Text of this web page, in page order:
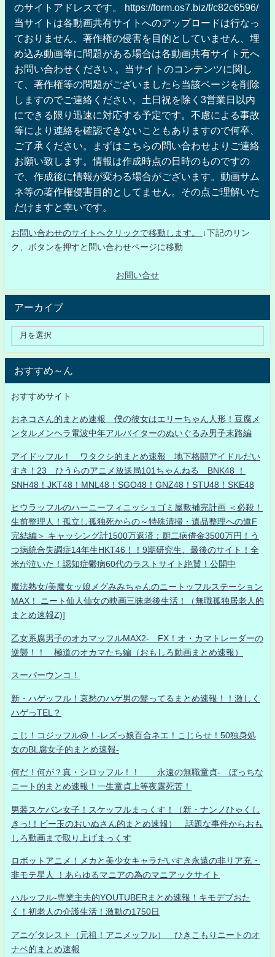
のサイトアドレスです。 https://form.os7.biz/f/c82c6596/
当サイトは各動画共有サイトへのアップロードは行なっ
ておりません、著作権の侵害を目的としていません、埋
め込み動画等に問題がある場合は各動画共有サイト元へ
お問い合わせください 。当サイトのコンテンツに関し
て、著作権等の問題がございましたら当該ページを削除
しますのでご連絡ください。土日祝を除く3営業日以内
にできる限り迅速に対応する予定です。不慮による事故
等により連絡を確認できないこともありますので何卒、
ご了承ください。まずはこちらの問い合わせよりご連絡
お願い致します。情報は作成時点の日時のものですの
で、作成後に情報が変わる場合がございます。動画サム
ネ等の著作権侵害目的としてません。その点ご理解いた
だけますと幸いです。
お問い合わせのサイトへクリックで移動します。
↓下記のリン
ク、ボタンを押すと問い合わせページに移動
お問い合せ
アーカイブ
おすすめ～ん
おすすめサイト
おネコさん的まとめ速報 僕の彼女はエリーちゃん人形！豆腐メ
ンタルメンヘラ電波中年アルバイターのぬいぐるみ男子末路編
アイドッフル！ ワタクシ的まとめ速報 地下格闘アイドルだい
すき！23 ひうらのアニメ放送局101ちゃんねる BNK48 ！
SNH48！JKT48！MNL48！SGO48！GNZ48！STU48！SKE48
ヒウラッフルのハーニーフィニッシュゴミ屋敷補完計画 ＜必殺！
生前整理人！孤立し孤独死からの～特殊清掃・遺品整理への道F
完結編＞ キャッシング計1500万返済：厨二病借金3500万円！う
つ病統合失調症14年生HKT46！！9期研究生、最後のサイト！全
米が泣いた！認知症鬱病60代のラストサイト絶賛！公開中
魔法熟女/美魔女ッ娘メグみみちゃんのニートッフルステーション
MAX！ ニート仙人仙女の映画三昧老後生活！（無職孤独居老人的
まとめ速報Z)]
乙女系腐男子のオカマッフルMAX2- FX！オ・カマトレーダーの
逆襲！！ 極道のオカマたち編（おもしろ動画まとめ速報）
スーパーウンコ！
新・ハゲッフル！哀愁のハゲ男の髪ってるまとめ速報！！激しく
ハゲっTEL？
こじ！コジッフル@！-レズっ娘百合ネエ！こじらせ！50独身処
女のBL腐女子的まとめ速報-
何だ！何が？真・シロッフル！！ 永遠の無職童貞- ぼっちな
ニート的まとめ速報！一生童貞上等夜露死苦！
男装スケバン女子！スケッフルまっくす！（新・ナンノひゃくし
きっ!！ビー玉のおいぬさん的まとめ速報） 話題な事件からおも
しろ動画まで取り上げまっくす
ロボットアニメ！メカと美少女キャラだいすき永遠の非リア充・
非モテ星人 ！あらゆるマニアの為のマニアックサイト
ハルッフル-専業主夫的YOUTUBERまとめ速報！キモデブおた
く！初老人の介護生活！激動の1750日
アニゲタレスト（元祖！アニメッフル） ひきこもりニートのオ
ナベ的まとめ速報